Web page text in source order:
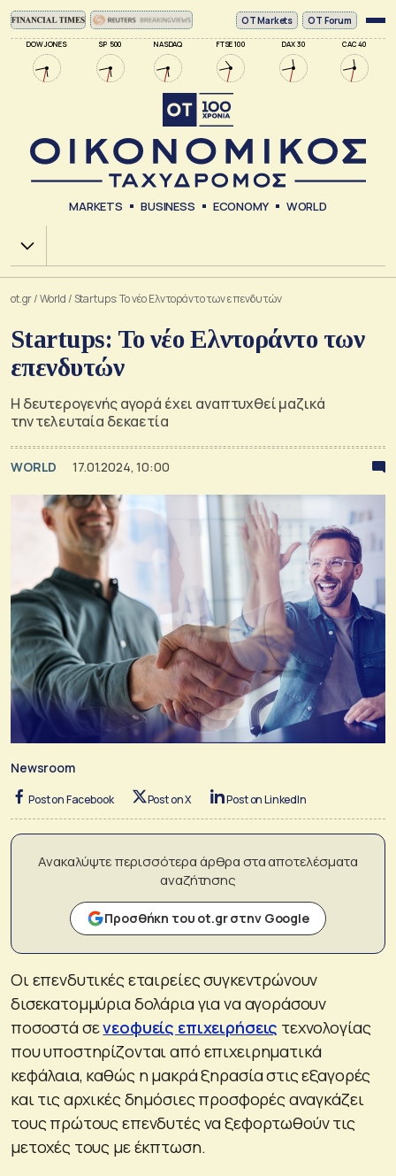
DOW JONES SP 500 NASDAQ FTSE 100 DAX 30 CAC 40
ΟΤ Markets OT Forum
MARKETS BUSINESS ECONOMY WORLD
Χ.Α.
ot.gr/World / Startups: Το νέο Ελντοράντο των επενδυτών
Startups: Το νέο Ελντοράντο των
επενδυτών
Η δευτερογενής αγορά έχει αναπτυχθεί μαζικά
την τελευταία δεκαετία
WORLD 17.01.2024, 10:00
Newsroom
Post on Facebook Post on X Post on LinkedIn
Ανακαλύψτε περισσότερα άρθρα στα αποτελέσματα
αναζήτησης
Προσθήκη του ot.gr στην Google
Οι επενδυτικές εταιρείες συγκεντρώνουν
δισεκατομμύρια δολάρια για να αγοράσουν
ποσοστά σενεοφυείς επιχειρήσεις τεχνολογίας
που υποστηρίζονται από επιχειρηματικά
κεφάλαια, καθώς η μακρά ξηρασία στις εξαγορές
και τις αρχικές δημόσιες προσφορές αναγκάζει
τους πρώτους επενδυτές να ξεφορτωθούν τις
μετοχές τους με έκπτωση.